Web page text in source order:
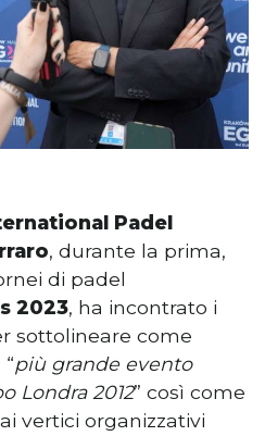
Padel
, durante la prima,
di padel
2023, ha incontrato i
sottolineare come
più grande evento
Londra 2012” così come
vertici organizzativi